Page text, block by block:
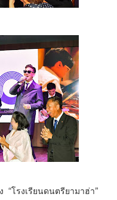
“โรงเรียนดนตรียามาฮ่า”